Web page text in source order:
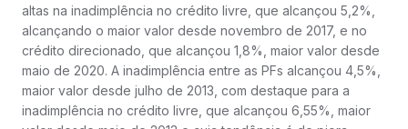
altas na inadimplência no crédito livre, que alcançou 5,2%,
alcançando o maior valor desde novembro de 2017, e no
crédito direcionado, que alcançou 1,8%, maior valor desde
maio de 2020. A inadimplência entre as PFs alcançou 4,5%,
maior valor desde julho de 2013, com destaque para a
inadimplência no crédito livre, que alcançou 6,55%, maior